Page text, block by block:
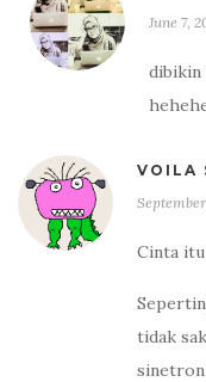
June 7,
dibikin
VOILA
September
Cinta
tidak
sinetron